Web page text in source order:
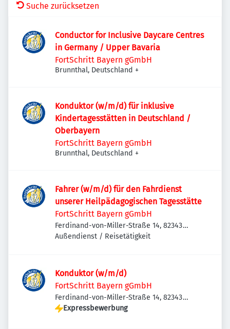
Suche zurücksetzen
Conductor for Inclusive Daycare Centres
in Germany / Upper Bavaria
FortSchritt Bayern gGmbH
Brunnthal, Deutschland +
Konduktor (w/m/d) für inklusive
Kindertagesstätten in Deutschland /
Oberbayern
FortSchritt Bayern gGmbH
Brunnthal, Deutschland +
Fahrer (w/m/d) für den Fahrdienst
unserer Heilpädagogischen Tagesstätte
FortSchritt Bayern gGmbH
Ferdinand-von-Miller-Straße 14, 82343
Pöcking, Deutschland
Außendienst / Reisetätigkeit
Konduktor (w/m/d)
FortSchritt Bayern gGmbH
Ferdinand-von-Miller-Straße 14, 82343
Pöcking, Deutschland
Expressbewerbung